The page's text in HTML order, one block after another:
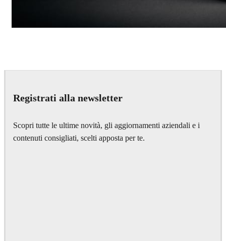
Registrati alla newsletter
Scopri tutte le ultime novità, gli aggiornamenti aziendali e i
contenuti consigliati, scelti apposta per te.